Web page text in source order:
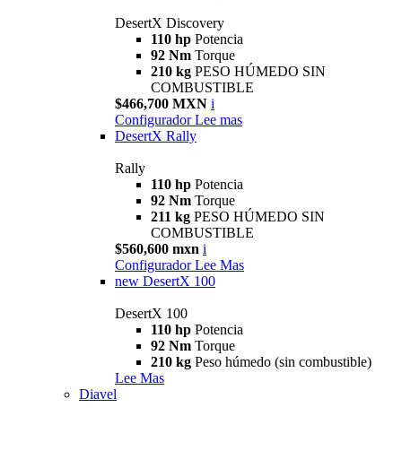
DesertX Discovery
110 hp Potencia
92 Nm Torque
210 kg PESO HÚMEDO SIN
COMBUSTIBLE
$466,700 MXN i
Configurador Lee mas
DesertX Rally
Rally
110 hp Potencia
92 Nm Torque
211 kg PESO HÚMEDO SIN
COMBUSTIBLE
$560,600 mxn i
Configurador Lee Mas
new DesertX 100
DesertX 100
110 hp Potencia
92 Nm Torque
210 kg Peso húmedo (sin combustible)
Lee Mas
Diavel